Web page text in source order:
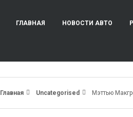
ГЛАВНАЯ НОВОСТИ АВТО
Главная Uncategorised Мэттью